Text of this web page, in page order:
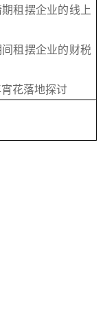
租摆企业的线上
租摆企业的财税
宵花落地探讨